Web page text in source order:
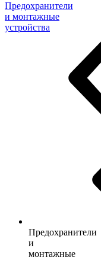
Предохранители
и монтажные
устройства
Предохранители
и
монтажные